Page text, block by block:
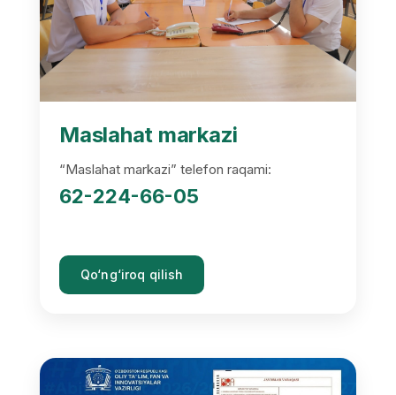
Maslahat markazi
“Maslahat markazi” telefon raqami:
62-224-66-05
Qo‘ng‘iroq qilish